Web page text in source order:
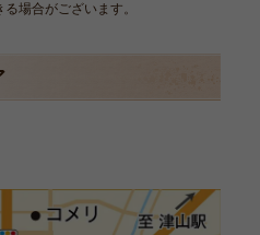
場合がございます。